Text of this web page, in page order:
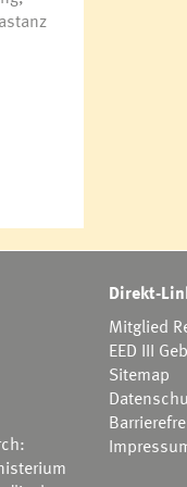
Direkt-
Mitglied
EED III
Sitemap